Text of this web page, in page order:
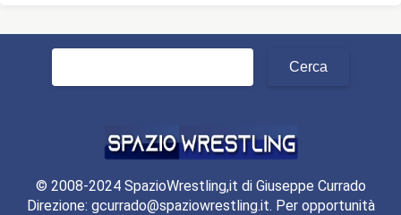
Ricerca
© 2008-2024 SpazioWrestling,it di Giuseppe Currado
Direzione: gcurrado@spaziowrestling.it. Per opportunità